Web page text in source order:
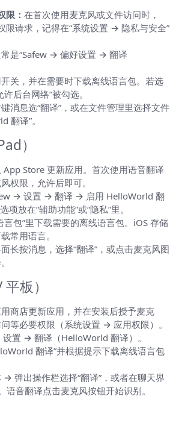
限： 在首次使用麦克风或文件访问时，
限请求，记得在“系统设置 → 隐私与安全”
是“Safew → 偏好设置 → 翻译
开关，并在需要时下载离线语言包。若选
后台网络”被勾选。
消息选“翻译”，或在文件管理里选择文件
翻译”。
）
App Store 更新应用。首次使用语音翻译
权限，允许后即可。
→ 设置 → 翻译 → 启用 HelloWorld 翻
放在“辅助功能”或“隐私”里。
言包”里下载需要的离线语言包。iOS 存储
常用语言。
长按消息，选择“翻译”，或点击麦克风图
板）
商店更新应用，并在安装后授予麦克
等必要权限（系统设置 → 应用权限）。
置 → 翻译（HelloWorld 翻译）。
翻译”并根据提示下载离线语言包
→ 弹出操作栏选择“翻译”，或者在聊天界
语音翻译点击麦克风按钮开始识别。